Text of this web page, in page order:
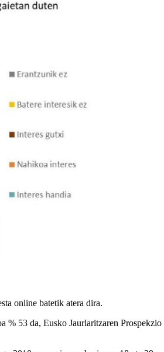
online batetik atera dira.
53 da, Eusko Jaurlaritzaren